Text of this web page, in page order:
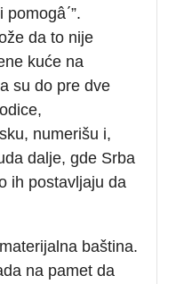
da to nije
kuće na
su do pre dve
numerišu i,
dalje, gde Srba
ih postavljaju da
baština.
na pamet da